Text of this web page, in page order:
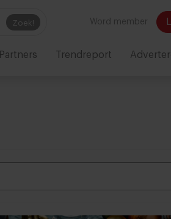
Zoek! Word member
Partners Trendreport